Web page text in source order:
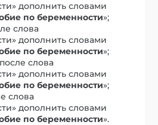
дополнить словами
по беременности»;
слова
дополнить словами
по беременности»;
слова
дополнить словами
по беременности»;
слова
дополнить словами
по беременности».